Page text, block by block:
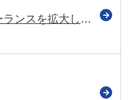
特別加入制度 対象となるフリーランスを拡大した場合の保険料率の方向性などを示す（労政審の労災保険部会）